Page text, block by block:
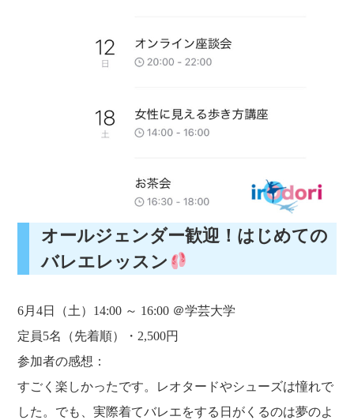
オールジェンダー歓迎！はじめての
バレエレッスン
6月4日（土）14:00 ～ 16:00 ＠学芸大学
定員5名（先着順）・2,500円
参加者の感想：
すごく楽しかったです。レオタードやシューズは憧れで
した。でも、実際着てバレエをする日がくるのは夢のよ